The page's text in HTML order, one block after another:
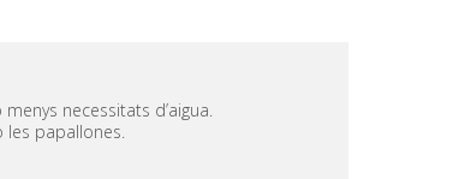
necessitats d’aigua.
les papallones.